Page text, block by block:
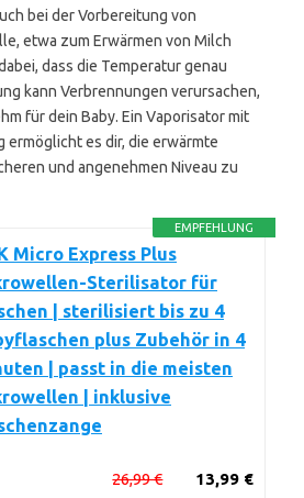
bei der Vorbereitung von
etwa zum Erwärmen von Milch
dass die Temperatur genau
kann Verbrennungen verursachen,
für dein Baby. Ein Vaporisator mit
ermöglicht es dir, die erwärmte
und angenehmen Niveau zu
EMPFEHLUNG
Micro Express Plus
Sterilisator für
| sterilisiert bis zu 4
plus Zubehör in 4
| passt in die meisten
| inklusive
13,99 €
26,99 €